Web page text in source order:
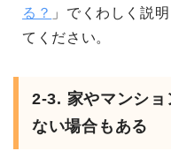
る？ 」でくわしく説
てください。
2-3. 家やマンショ
ない場合もある